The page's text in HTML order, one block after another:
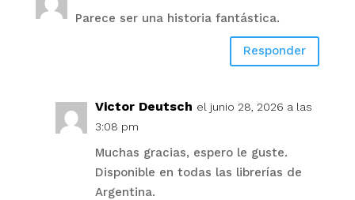
Parece ser una historia fantástica.
Responder
Victor Deutsch el junio 28, 2026 a las
3:08 pm
Muchas gracias, espero le guste.
Disponible en todas las librerías de
Argentina.